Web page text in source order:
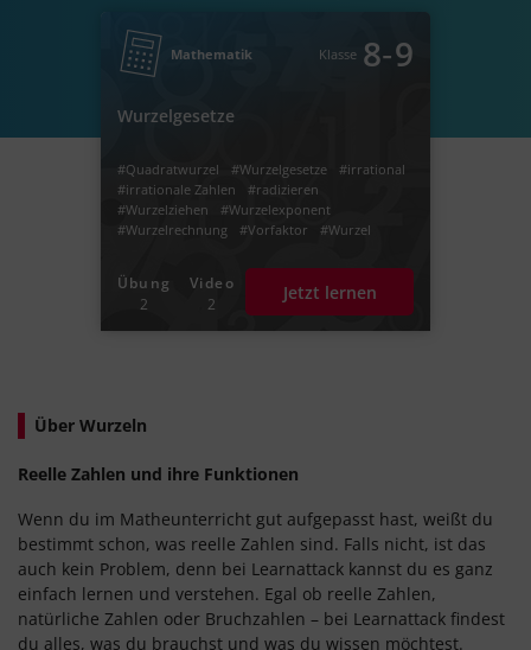
Mathematik Klasse 8‐9
Wurzelgesetze
#Quadratwurzel #Wurzelgesetze
#irrational
#irrationale Zahlen
#radizieren
#Wurzelziehen
#Wurzelexponent
#Wurzelrechnung
#Vorfaktor
#Wurzel
Übung
2
Video
2
Jetzt lernen
Über Wurzeln
Reelle Zahlen und ihre Funktionen
Wenn du im Matheunterricht gut aufgepasst hast, weißt du
bestimmt schon, was reelle Zahlen sind. Falls nicht, ist das
auch kein Problem, denn bei Learnattack kannst du es ganz
einfach lernen und verstehen. Egal ob reelle Zahlen,
natürliche Zahlen oder Bruchzahlen – bei Learnattack findest
du alles, was du brauchst und was du wissen möchtest.